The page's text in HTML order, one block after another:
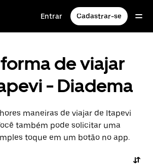
Entrar Cadastrar-se
de viajar
- Diadema
maneiras de viajar de Itapevi
também pode solicitar uma
toque em um botão no app.